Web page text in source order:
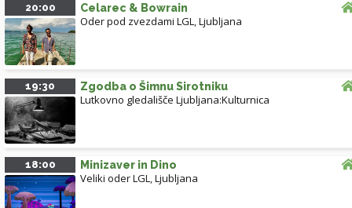
20:00 Celarec & Bowrain
Oder pod zvezdami LGL,Ljubljana
19:30 Zgodba o Šimnu Sirotniku
Lutkovno gledališče Ljubljana:Kulturnica
18:00 Minizaver in Dino
Veliki oder LGL,Ljubljana